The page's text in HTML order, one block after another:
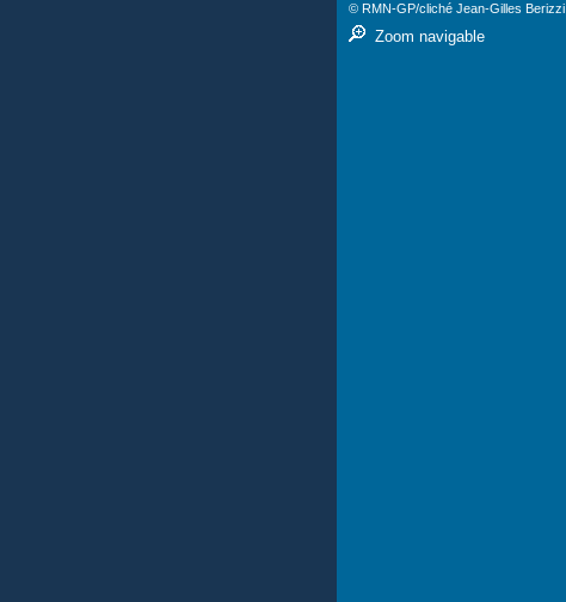
© RMN-GP/cliché Jean-Gilles Berizzi
Zoom navigable